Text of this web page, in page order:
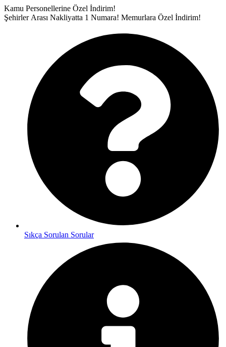
İçeriğe
atla
Kamu Personellerine Özel İndirim!
Şehirler Arası Nakliyatta 1 Numara! Memurlara Özel İndirim!
Sıkça Sorulan Sorular